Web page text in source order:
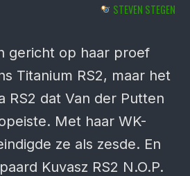
STEVEN STEGEN
gericht op haar proef
Titanium RS2, maar het
RS2 dat Van der Putten
Met haar WK-
ze als zesde. En
Kuvasz RS2 N.O.P.